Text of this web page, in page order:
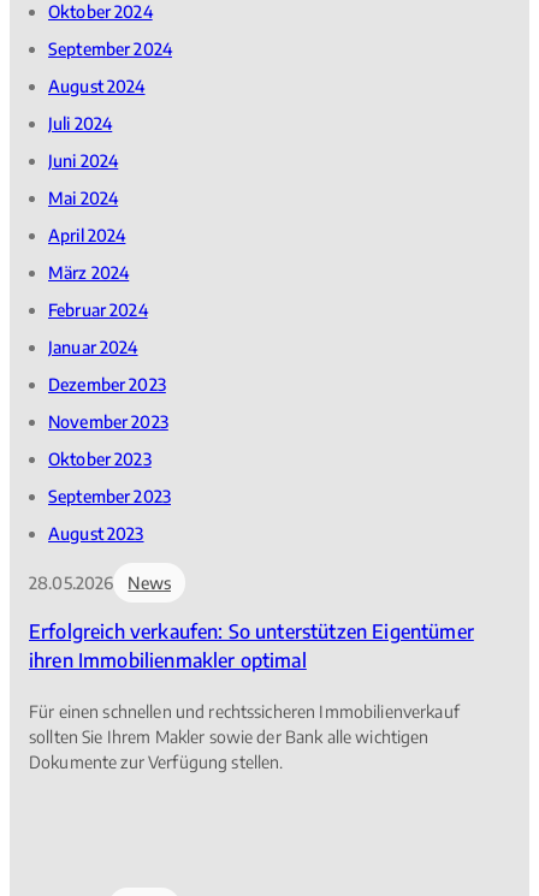
Oktober 2024
September 2024
August 2024
Juli 2024
Juni 2024
Mai 2024
April 2024
März 2024
Februar 2024
Januar 2024
Dezember 2023
November 2023
Oktober 2023
September 2023
August 2023
28.05.2026 News
Erfolgreich verkaufen: So unterstützen Eigentümer
ihren Immobilienmakler optimal
Für einen schnellen und rechtssicheren Immobilienverkauf
sollten Sie Ihrem Makler sowie der Bank alle wichtigen
Dokumente zur Verfügung stellen.